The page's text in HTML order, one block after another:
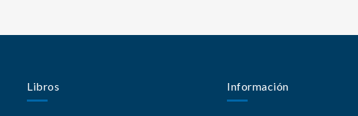
Libros Información